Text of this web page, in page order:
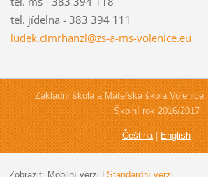
tel. jídelna - 383 394 111
ludek.cimrhanzl@zs-a-ms-volenice.eu
Základní škola a Mateřská škola
Školní rok 2016/2017
Čeština|English
Zobrazit: Mobilní verzi Standardní verzi